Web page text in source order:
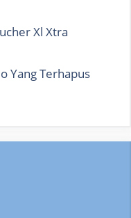
Xl Xtra
Yang Terhapus